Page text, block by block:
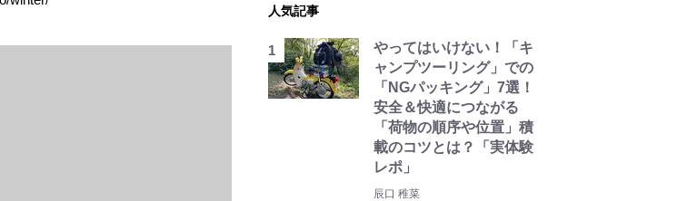
人気記事
やってはいけない！「キ
ャンプツーリング」での
「NGパッキング」7選！
安全＆快適につながる
「荷物の順序や位置」積
載のコツとは？「実体験
レポ」
辰口 稚菜